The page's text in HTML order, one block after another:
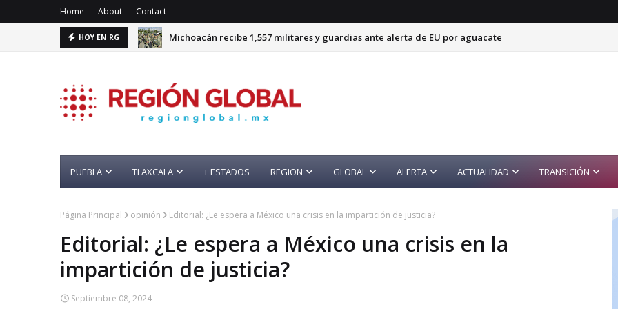
Home About Contact
HOY EN RG Michoacán recibe 1,557 militares y guardias ante alerta de EU por aguacate
PUEBLA TLAXCALA + ESTADOS REGION GLOBAL ALERTA ACTUALIDAD TRANSICIÓN
Página Principal opinión Editorial: ¿Le espera a México una crisis en la impartición de justicia?
Editorial: ¿Le espera a México una crisis en la
impartición de justicia?
Septiembre 08, 2024